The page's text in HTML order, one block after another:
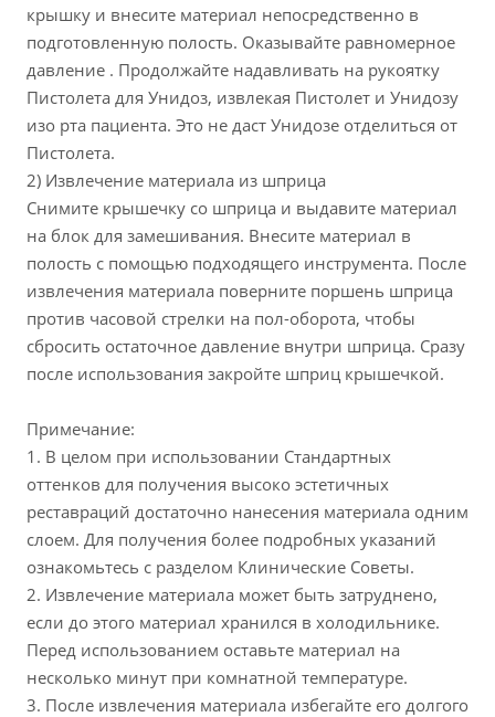
крышку и внесите материал непосредственно в
подготовленную полость. Оказывайте равномерное
давление . Продолжайте надавливать на рукоятку
Пистолета для Унидоз, извлекая Пистолет и Унидозу
изо рта пациента. Это не даст Унидозе отделиться от
Пистолета.
2) Извлечение материала из шприца
Снимите крышечку со шприца и выдавите материал
на блок для замешивания. Внесите материал в
полость с помощью подходящего инструмента. После
извлечения материала поверните поршень шприца
против часовой стрелки на пол-оборота, чтобы
сбросить остаточное давление внутри шприца. Сразу
после использования закройте шприц крышечкой.
Примечание:
1. В целом при использовании Стандартных
оттенков для получения высоко эстетичных
реставраций достаточно нанесения материала одним
слоем. Для получения более подробных указаний
ознакомьтесь с разделом Клинические Советы.
2. Извлечение материала может быть затруднено,
если до этого материал хранился в холодильнике.
Перед использованием оставьте материал на
несколько минут при комнатной температуре.
3. После извлечения материала избегайте его долгого